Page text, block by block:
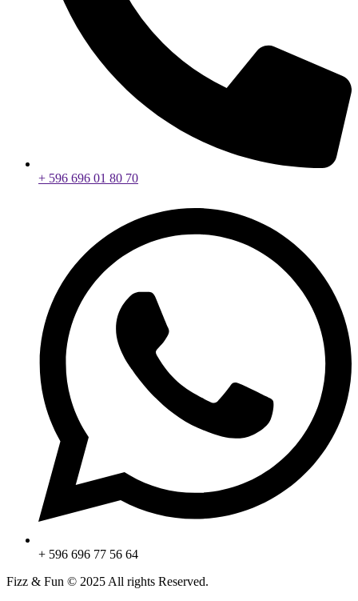
+ 596 696 01 80 70
+ 596 696 77 56 64
Fizz & Fun © 2025 All rights Reserved.